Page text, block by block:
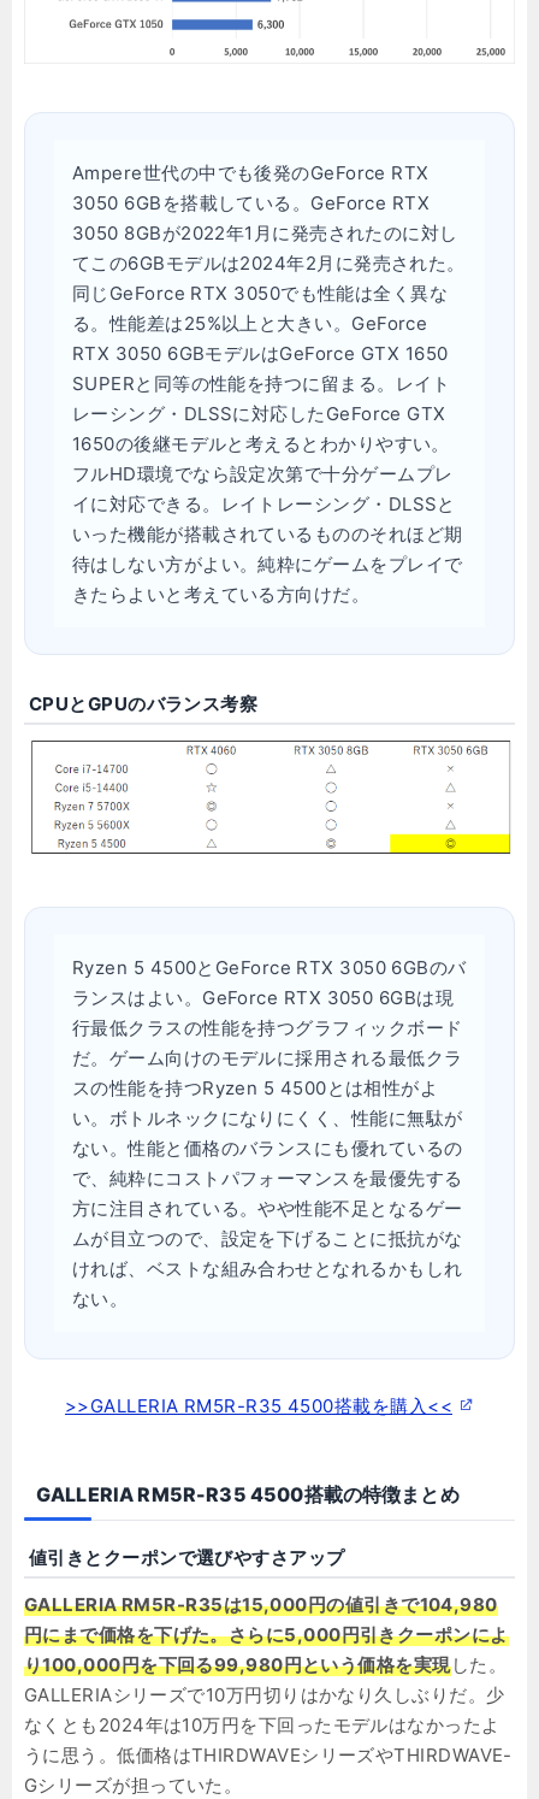
Ampere世代の中でも後発のGeForce RTX
3050 6GBを搭載している。GeForce RTX
3050 8GBが2022年1月に発売されたのに対し
てこの6GBモデルは2024年2月に発売された。
同じGeForce RTX 3050でも性能は全く異な
る。性能差は25%以上と大きい。GeForce
RTX 3050 6GBモデルはGeForce GTX 1650
SUPERと同等の性能を持つに留まる。レイト
レーシング・DLSSに対応したGeForce GTX
1650の後継モデルと考えるとわかりやすい。
フルHD環境でなら設定次第で十分ゲームプレ
イに対応できる。レイトレーシング・DLSSと
いった機能が搭載されているもののそれほど期
待はしない方がよい。純粋にゲームをプレイで
きたらよいと考えている方向けだ。
CPUとGPUのバランス考察
Ryzen 5 4500とGeForce RTX 3050 6GBのバ
ランスはよい。GeForce RTX 3050 6GBは現
行最低クラスの性能を持つグラフィックボード
だ。ゲーム向けのモデルに採用される最低クラ
スの性能を持つRyzen 5 4500とは相性がよ
い。ボトルネックになりにくく、性能に無駄が
ない。性能と価格のバランスにも優れているの
で、純粋にコストパフォーマンスを最優先する
方に注目されている。やや性能不足となるゲー
ムが目立つので、設定を下げることに抵抗がな
ければ、ベストな組み合わせとなれるかもしれ
ない。
>>GALLERIA RM5R-R35 4500搭載を購入<<
GALLERIA RM5R-R35 4500搭載の特徴まとめ
値引きとクーポンで選びやすさアップ
GALLERIA RM5R-R35は15,000円の値引きで104,980
円にまで価格を下げた。さらに5,000円引きクーポンによ
り100,000円を下回る99,980円という価格を実現した。
GALLERIAシリーズで10万円切りはかなり久しぶりだ。少
なくとも2024年は10万円を下回ったモデルはなかったよ
うに思う。低価格はTHIRDWAVEシリーズやTHIRDWAVE-
Gシリーズが担っていた。